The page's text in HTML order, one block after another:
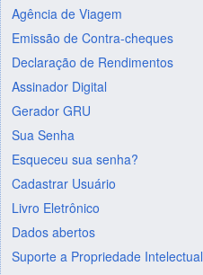
Agência de Viagem
Emissão de Contra-cheques
Declaração de Rendimentos
Assinador Digital
Gerador GRU
Sua Senha
Esqueceu sua senha?
Cadastrar Usuário
Livro Eletrônico
Dados abertos
Suporte a Propriedade Intelectual